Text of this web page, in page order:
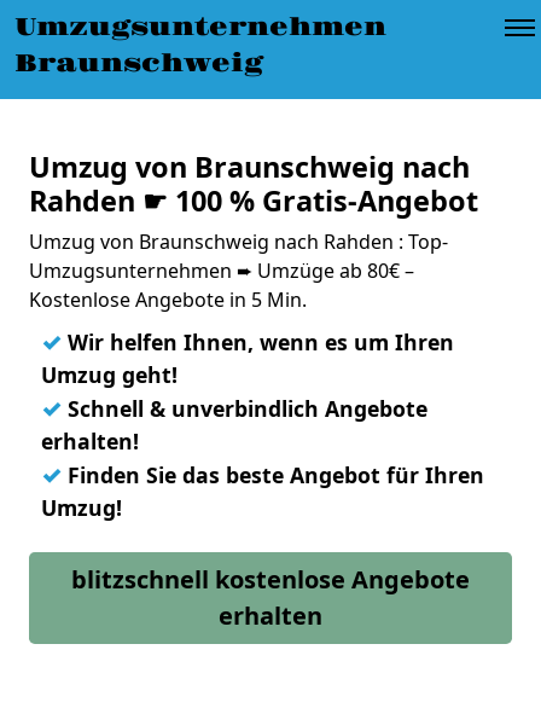
Umzugsunternehmen
Braunschweig
Umzug von Braunschweig nach
Rahden ☛ 100 % Gratis-Angebot
Umzug von Braunschweig nach Rahden : Top-
Umzugsunternehmen ➨ Umzüge ab 80€ –
Kostenlose Angebote in 5 Min.
✓ Wir helfen Ihnen, wenn es um Ihren
Umzug geht!
✓ Schnell & unverbindlich Angebote
erhalten!
✓ Finden Sie das beste Angebot für Ihren
Umzug!
blitzschnell kostenlose Angebote
erhalten